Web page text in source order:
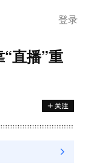
登录
直播”重